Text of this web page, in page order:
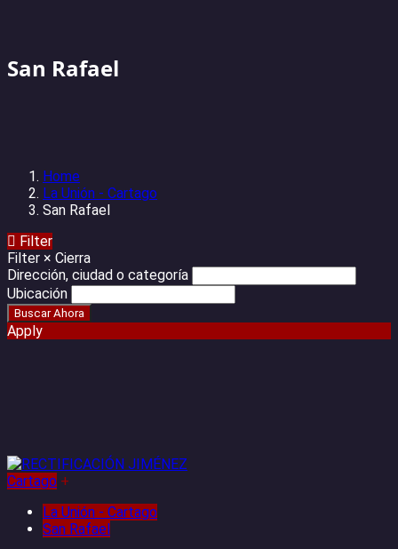
San Rafael
Home
La Unión - Cartago
San Rafael
Filter
Filter × Cierra
Dirección, ciudad o categoría
Ubicación
Apply
Cartago +
La Unión - Cartago
San Rafael